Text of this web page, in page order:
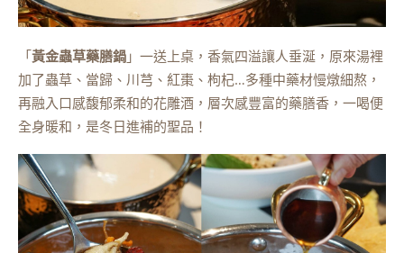
「黃金蟲草藥膳鍋 」一送上桌，香氣四溢讓人垂涎，原來湯裡
加了蟲草、當歸、川芎、紅棗、枸杞…多種中藥材慢燉細熬，
再融入口感馥郁柔和的花雕酒，層次感豐富的藥膳香，一喝便
全身暖和，是冬日進補的聖品！